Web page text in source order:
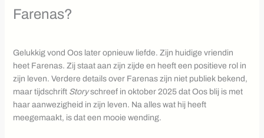
Farenas?
Gelukkig vond Oos later opnieuw liefde. Zijn huidige vriendin
heet Farenas. Zij staat aan zijn zijde en heeft een positieve rol in
zijn leven. Verdere details over Farenas zijn niet publiek bekend,
maar tijdschrift Storyschreef in oktober 2025 dat Oos blij is met
haar aanwezigheid in zijn leven. Na alles wat hij heeft
meegemaakt, is dat een mooie wending.